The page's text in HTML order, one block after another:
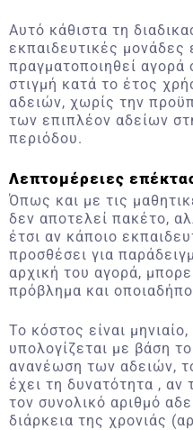
Αυτό κάθιστα τη
εκπαιδευτικές μονάδες
πραγματοποιηθεί αγορά
στιγμή κατά το έτος
αδειών, χωρίς την
των επιπλέον αδείων
περιόδου.
Λεπτομέρειες
Όπως και με τις
δεν αποτελεί πακέτο,
έτσι αν κάποιο
προσθέσει για
αρχική του αγορά,
πρόβλημα και
Το κόστος είναι
υπολογίζεται με βάση
ανανέωση των αδειών,
έχει τη δυνατότητα , αν
τον συνολικό αριθμό
διάρκεια της χρονιάς